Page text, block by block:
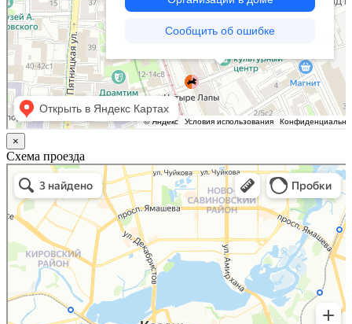
×
Схема проезда
Казань
Малый Татарский переулок, 8 на карте Москвы, ближайшее метро Новокузнецкая —
Яндекс.Карты